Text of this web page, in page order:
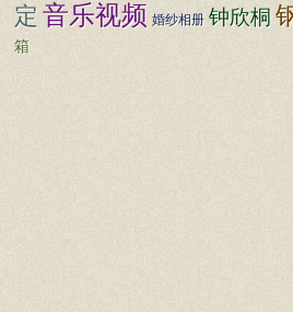
定 音乐视频 婚纱相册 钟欣桐
箱